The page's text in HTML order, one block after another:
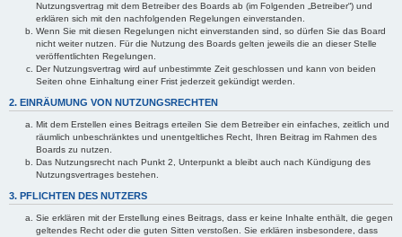
Nutzungsvertrag mit dem Betreiber des Boards ab (im Folgenden „Betreiber“) und
erklären sich mit den nachfolgenden Regelungen einverstanden.
Wenn Sie mit diesen Regelungen nicht einverstanden sind, so dürfen Sie das Board
nicht weiter nutzen. Für die Nutzung des Boards gelten jeweils die an dieser Stelle
veröffentlichten Regelungen.
Der Nutzungsvertrag wird auf unbestimmte Zeit geschlossen und kann von beiden
Seiten ohne Einhaltung einer Frist jederzeit gekündigt werden.
2. EINRÄUMUNG VON NUTZUNGSRECHTEN
Mit dem Erstellen eines Beitrags erteilen Sie dem Betreiber ein einfaches, zeitlich und
räumlich unbeschränktes und unentgeltliches Recht, Ihren Beitrag im Rahmen des
Boards zu nutzen.
Das Nutzungsrecht nach Punkt 2, Unterpunkt a bleibt auch nach Kündigung des
Nutzungsvertrages bestehen.
3. PFLICHTEN DES NUTZERS
Sie erklären mit der Erstellung eines Beitrags, dass er keine Inhalte enthält, die gegen
geltendes Recht oder die guten Sitten verstoßen. Sie erklären insbesondere, dass